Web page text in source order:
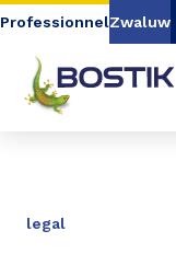
Aller au contenu
Aller à la
ProfessionnelZwaluw
legal